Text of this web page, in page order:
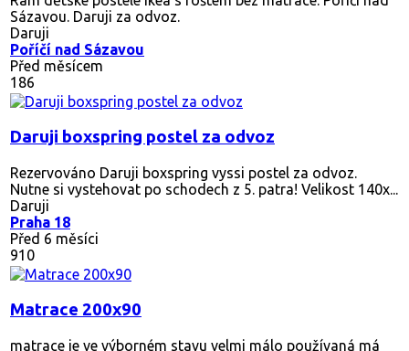
Sázavou. Daruji za odvoz.
Daruji
Poříčí nad Sázavou
Před měsícem
186
Daruji boxspring postel za odvoz
Rezervováno Daruji boxspring vyssi postel za odvoz.
Nutne si vystehovat po schodech z 5. patra! Velikost 140x...
Daruji
Praha 18
Před 6 měsíci
910
Matrace 200x90
matrace je ve výborném stavu velmi málo používaná má